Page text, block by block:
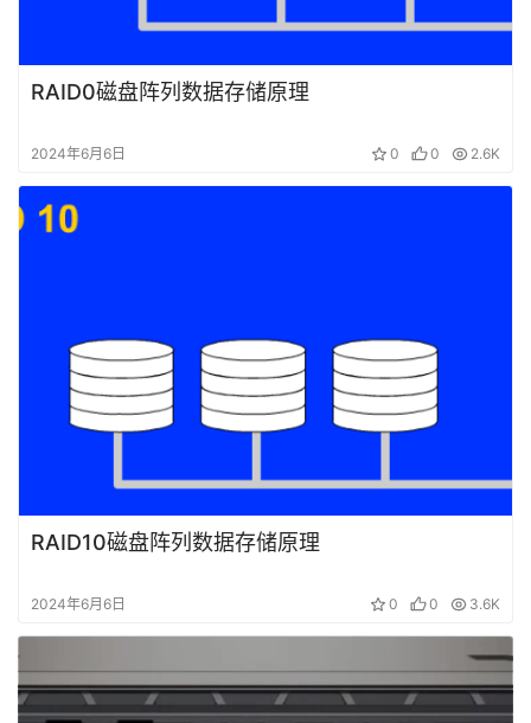
RAID0磁盘阵列数据存储原理
2024年6月6日 0 0 2.6K
RAID10磁盘阵列数据存储原理
2024年6月6日 0 0 3.6K